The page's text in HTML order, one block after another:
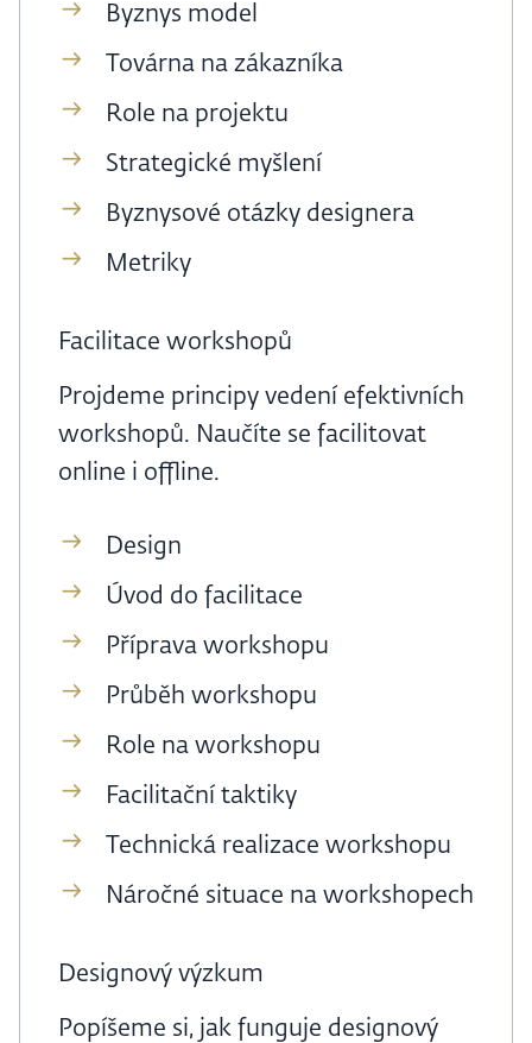
Byznys model
Továrna na zákazníka
Role na projektu
Strategické myšlení
Byznysové otázky designera
Metriky
Facilitace workshopů
Projdeme principy vedení efektivních
workshopů. Naučíte se facilitovat
online i offline.
Design
Úvod do facilitace
Příprava workshopu
Průběh workshopu
Role na workshopu
Facilitační taktiky
Technická realizace workshopu
Náročné situace na workshopech
Designový výzkum
Popíšeme si, jak funguje designový